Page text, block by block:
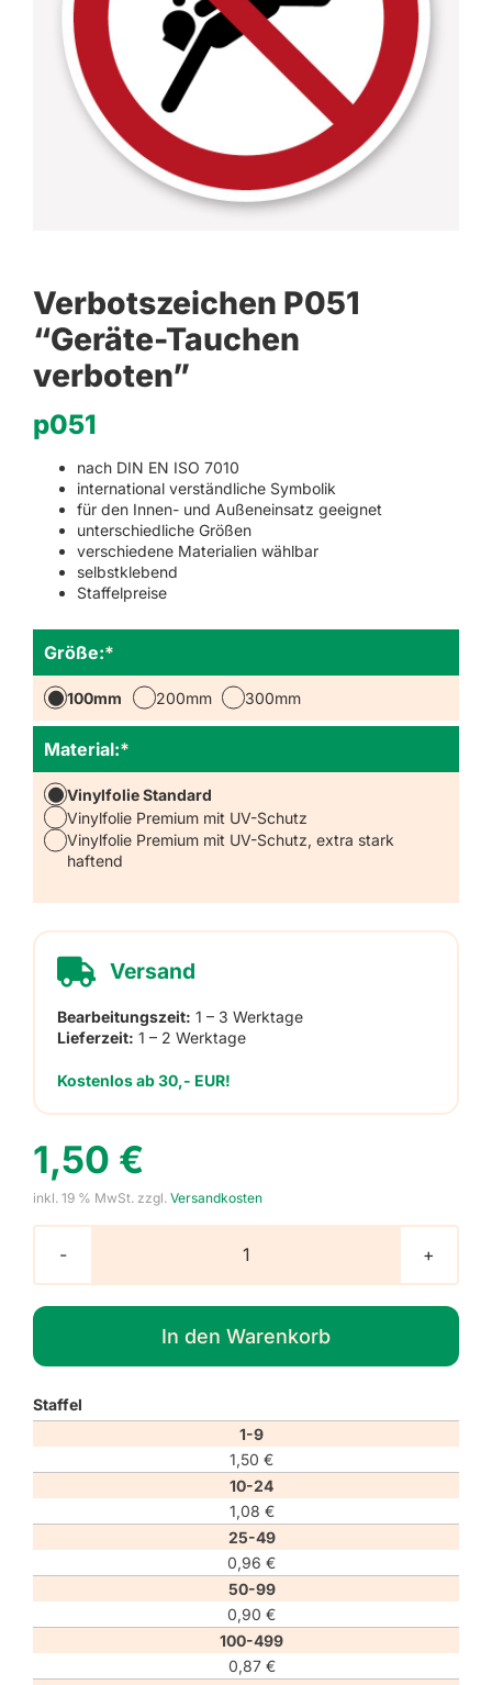
Verbotszeichen P051
“Geräte-Tauchen
verboten”
p051
nach DIN EN ISO 7010
international verständliche Symbolik
für den Innen- und Außeneinsatz geeignet
unterschiedliche Größen
verschiedene Materialien wählbar
selbstklebend
Staffelpreise
*
Größe:
100mm 200mm 300mm
*
Material:
Vinylfolie Standard
Vinylfolie Premium mit UV-Schutz
Vinylfolie Premium mit UV-Schutz, extra stark
haftend
Versand
Bearbeitungszeit: 1 – 3 Werktage
Lieferzeit: 1 – 2 Werktage
Kostenlos ab 30,- EUR!
1,50 €
inkl. 19 % MwSt. zzgl. Versandkosten
Verbotszeichen
P051
"Geräte-
Tauchen
verboten"
In den Warenkorb
Staffel
1-9
1,50 €
10-24
1,08 €
25-49
0,96 €
50-99
0,90 €
100-499
0,87 €